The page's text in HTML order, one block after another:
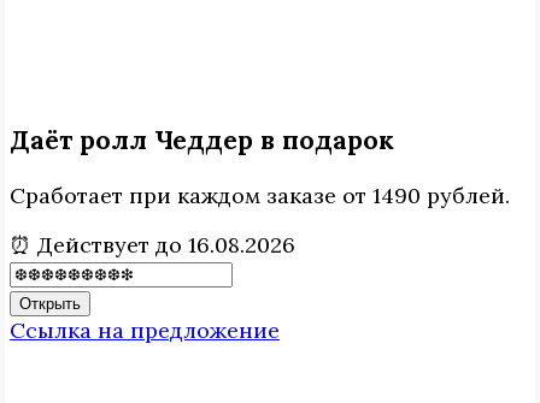
Даёт ролл Чеддер в подарок
Сработает при каждом заказе от 1490 рублей.
⏰ Действует до 16.08.2026
Открыть
Ссылка на предложение